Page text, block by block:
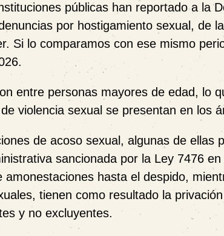
públicas han reportado a la
por hostigamiento sexual, de
Si lo comparamos con ese mismo
entre personas mayores de edad, lo
violencia sexual se presentan en los
de acoso sexual, algunas de ellas
sancionada por la Ley 7476
amonestaciones hasta el despido,
tienen como resultado la
y no excluyentes.